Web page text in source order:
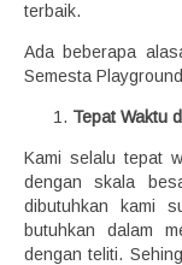
terbaik.
Ada beberapa
Semesta
Tepat Waktu
Kami selalu tepat
dengan skala
dibutuhkan kami
butuhkan dalam
dengan teliti.